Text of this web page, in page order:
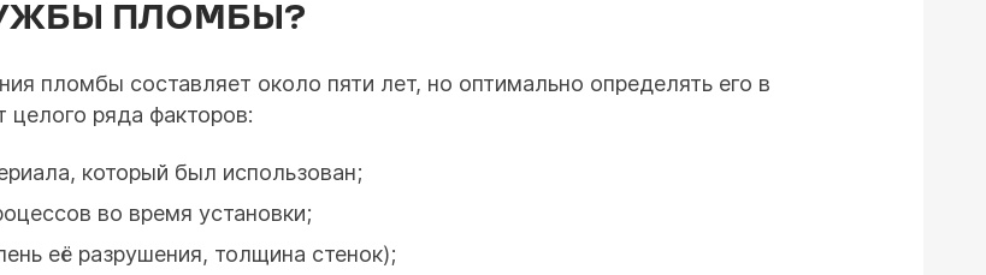
ПЛОМБЫ?
пломбы составляет около пяти лет, но оптимально определять его в
целого ряда факторов:
который был использован;
во время установки;
её разрушения, толщина стенок);